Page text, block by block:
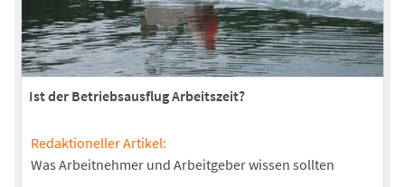
Ist der Betriebsausflug Arbeitszeit?
Redaktioneller Artikel:
Was Arbeitnehmer und Arbeitgeber wissen sollten